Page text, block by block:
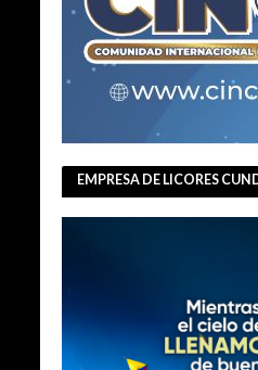
EMPRESA DE LICORES